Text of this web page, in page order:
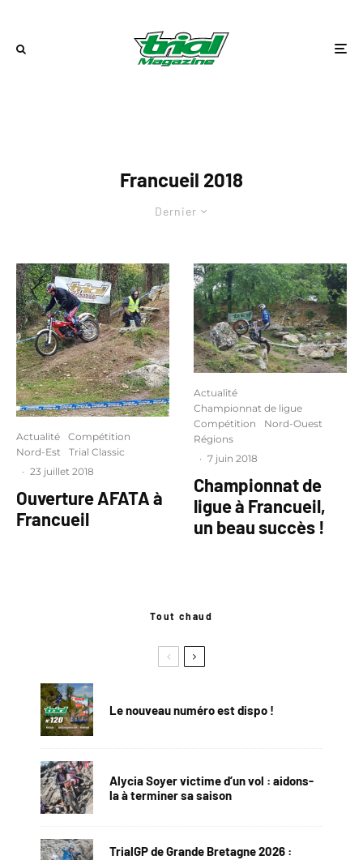
Francueil 2018
Dernier
Actualité
Compétition
Nord-Est
Trial Classic
· 23 juillet 2018
Ouverture AFATA à
Francueil
Actualité
Championnat de ligue
Compétition
Nord-Ouest
Régions
· 7 juin 2018
Championnat de
ligue à Francueil,
un beau succès !
Tout chaud
Le nouveau numéro est dispo !
Alycia Soyer victime d’un vol : aidons-
la à terminer sa saison
TrialGP de Grande Bretagne 2026 :